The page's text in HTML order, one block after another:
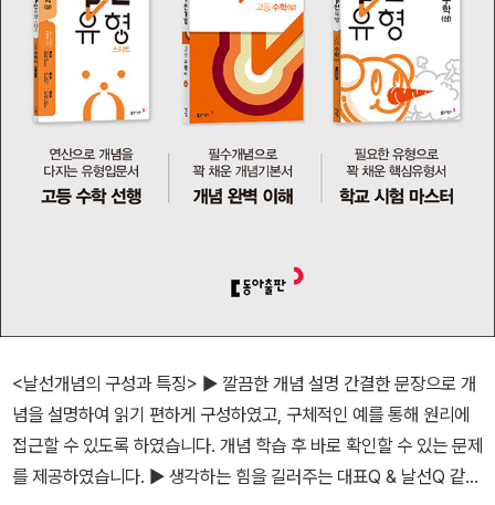
<날선개념의 구성과 특징> ▶ 깔끔한 개념 설명 간결한 문장으로 개
념을 설명하여 읽기 편하게 구성하였고, 구체적인 예를 통해 원리에
접근할 수 있도록 하였습니다. 개념 학습 후 바로 확인할 수 있는 문제
를 제공하였습니다. ▶ 생각하는 힘을 길러주는 대표Q & 날선Q 같은